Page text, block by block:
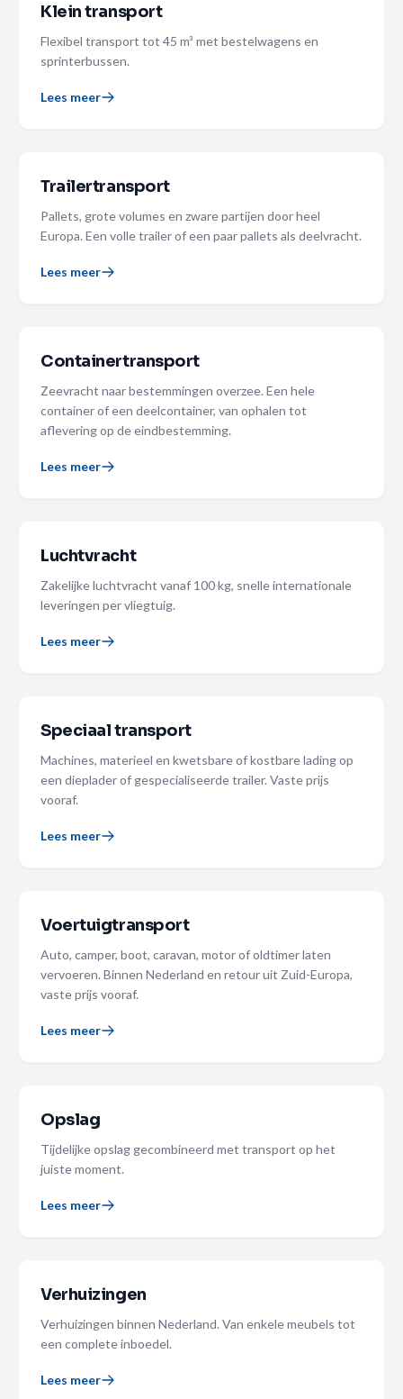
Klein transport
Flexibel transport tot 45 m³ met bestelwagens en
sprinterbussen.
Lees meer
Trailertransport
Pallets, grote volumes en zware partijen door heel
Europa. Een volle trailer of een paar pallets als deelvracht.
Lees meer
Containertransport
Zeevracht naar bestemmingen overzee. Een hele
container of een deelcontainer, van ophalen tot
aflevering op de eindbestemming.
Lees meer
Luchtvracht
Zakelijke luchtvracht vanaf 100 kg, snelle internationale
leveringen per vliegtuig.
Lees meer
Speciaal transport
Machines, materieel en kwetsbare of kostbare lading op
een dieplader of gespecialiseerde trailer. Vaste prijs
vooraf.
Lees meer
Voertuigtransport
Auto, camper, boot, caravan, motor of oldtimer laten
vervoeren. Binnen Nederland en retour uit Zuid-Europa,
vaste prijs vooraf.
Lees meer
Opslag
Tijdelijke opslag gecombineerd met transport op het
juiste moment.
Lees meer
Verhuizingen
Verhuizingen binnen Nederland. Van enkele meubels tot
een complete inboedel.
Lees meer